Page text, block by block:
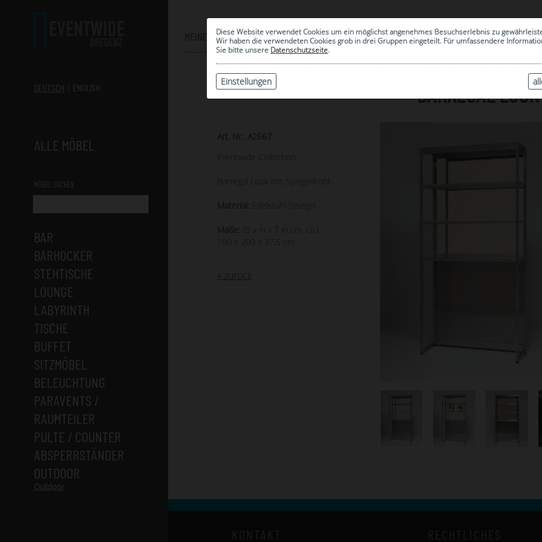
Diese Website verwendet Cookies um ein möglichst angenehmes Besuchserlebnis zu
Wir haben die verwendeten Cookies grob in drei Gruppen eingeteilt. Für umfassendere
Sie bitte unsere Datenschutzseite.
Einstellungen
DEUTSCH ENGLISH
ALLE MÖBEL
MÖBEL SUCHEN
BAR
BARHOCKER
STEHTISCHE
LOUNGE
LABYRINTH
TISCHE
BUFFET
SITZMÖBEL
BELEUCHTUNG
PARAVENTS /
RAUMTEILER
PULTE / COUNTER
ABSPERRSTÄNDER
OUTDOOR
Outdoor
MEINE AUSWAHL
0
| ARCHIV
BARREGAL LOOK
Art. Nr.: A2667
Eventwide Collection
Barregal Look mit Spiegelfront
Material: Edelstahl Spiegel
Maße:
(B x H x T in cm, ca.)
« zurück